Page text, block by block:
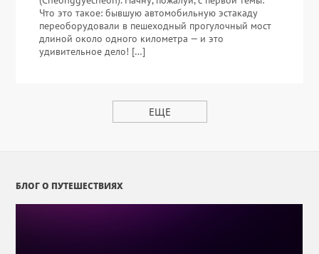
Что это такое: бывшую автомобильную эстакаду
переоборудовали в пешеходный прогулочный мост
длиной около одного километра — и это
удивительное дело! […]
ЕЩЕ
БЛОГ О ПУТЕШЕСТВИЯХ